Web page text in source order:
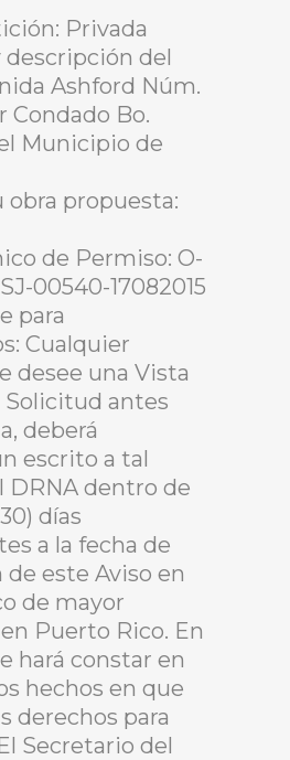
Privada
del
Ashford Núm.
Condado Bo.
Municipio de
obra propuesta:
de Permiso: O-
00540-17082015
para
Cualquier
desee una Vista
Solicitud antes
deberá
escrito a tal
DRNA dentro de
días
a la fecha de
este Aviso en
de mayor
Puerto Rico. En
hará constar en
hechos en que
derechos para
Secretario del